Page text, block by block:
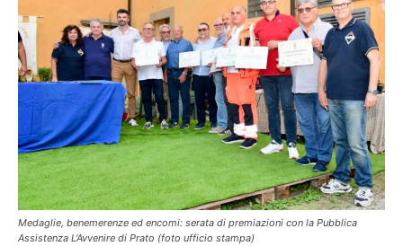
Medaglie, benemerenze ed encomi: serata di premiazioni con la Pubblica
Assistenza L'Avvenire di Prato (foto ufficio stampa)